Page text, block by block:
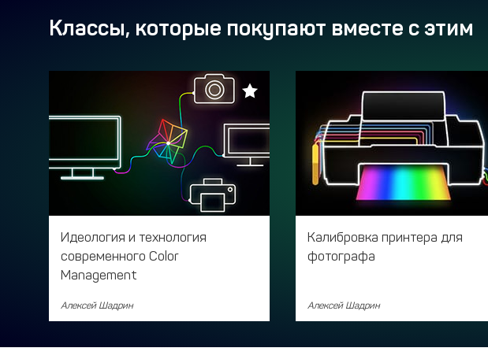
Классы, которые покупают вместе с этим
Идеология и технология
современного Color
Management
Алексей Шадрин
Калибровка принтера для
фотографа
Алексей Шадрин